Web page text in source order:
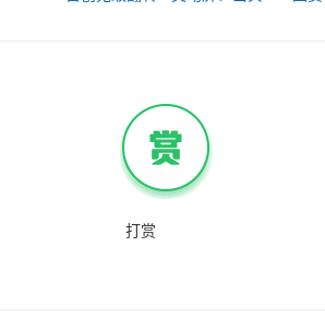
打赏